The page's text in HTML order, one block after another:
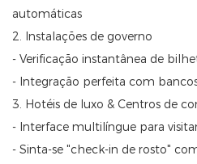
automáticas
2. Instalações de governo
- Verificação instantânea de
- Integração perfeita com
3. Hotéis de luxo & Centros de
- Interface multilíngue para
- Sinta-se "check-in de rosto"